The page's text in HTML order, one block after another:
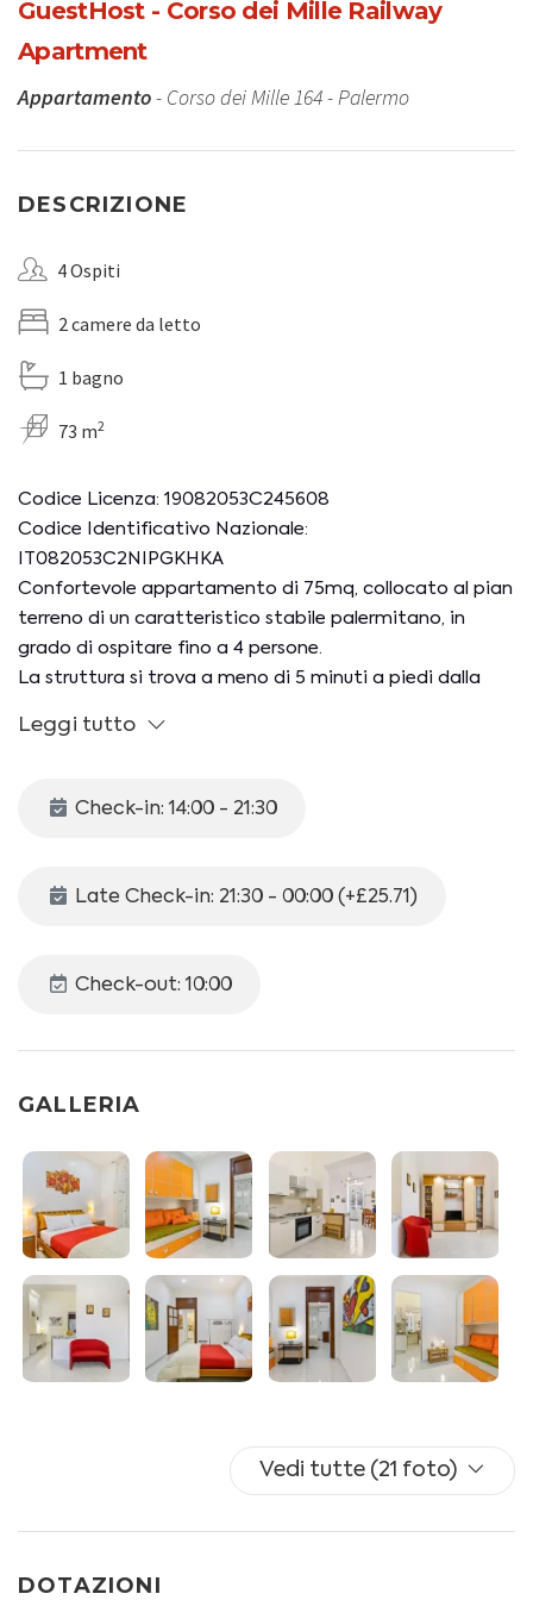
GuestHost - Corso dei Mille Railway
Apartment
Appartamento- Corso dei Mille 164 - Palermo
DESCRIZIONE
4 Ospiti
2 camere da letto
1 bagno
73 m2
Codice Licenza: 19082053C245608
Codice Identificativo Nazionale:
IT082053C2NIPGKHKA
Confortevole appartamento di 75mq, collocato al pian
terreno di un caratteristico stabile palermitano, in
grado di ospitare fino a 4 persone.
La struttura si trova a meno di 5 minuti a piedi dalla
visitare il centro storico e tutti i principali punti di
In zona è possibile parcheggiare in strada a
-CAMERA DA LETTO 2: due letti singoli (un singolo + uno
-ZONA LIVING: tavolo da pranzo, TV, divano, libreria
-ANGOLO COTTURA: piano cottura 4 fuochi, frigorifero,
forno a gas, bollitore e moka.
-BAGNO: doccia, bidet, wc.
Asciugamani e biancheria letto a disposizione di tutti
gli ospiti
ULTERIORI SERVIZI: aria condizionata con pompa di
calore, ferro ed asse da stiro, stendibiancheria,
Leggi tutto
Check-in: 14:00 - 21:30
Late Check-in: 21:30 - 00:00 (+£25.71)
Check-out: 10:00
GALLERIA
Vedi tutte (21 foto)
DOTAZIONI